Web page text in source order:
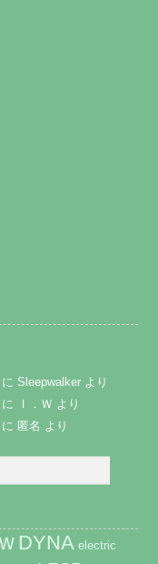
に Sleepwalker より
に Ｉ．Ｗ より
に 匿名 より
DYNA electric